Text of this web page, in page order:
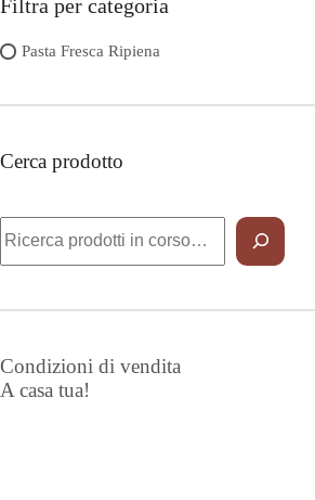
Filtra per categoria
Pasta Fresca Ripiena
Cerca prodotto
Condizioni di vendita
A casa tua!